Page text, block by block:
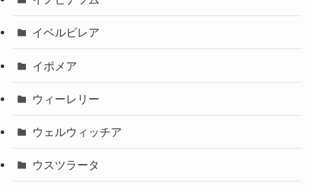
イベルビレア
イポメア
ウィーレリー
ウェルウィッチア
ウスツラータ